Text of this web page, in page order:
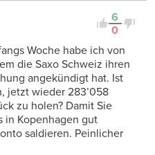
6
0
Woche habe ich von
die Saxo Schweiz ihren
angekündigt hat. Ist
jetzt wieder 283’058
zu holen? Damit Sie
in Kopenhagen gut
saldieren. Peinlicher